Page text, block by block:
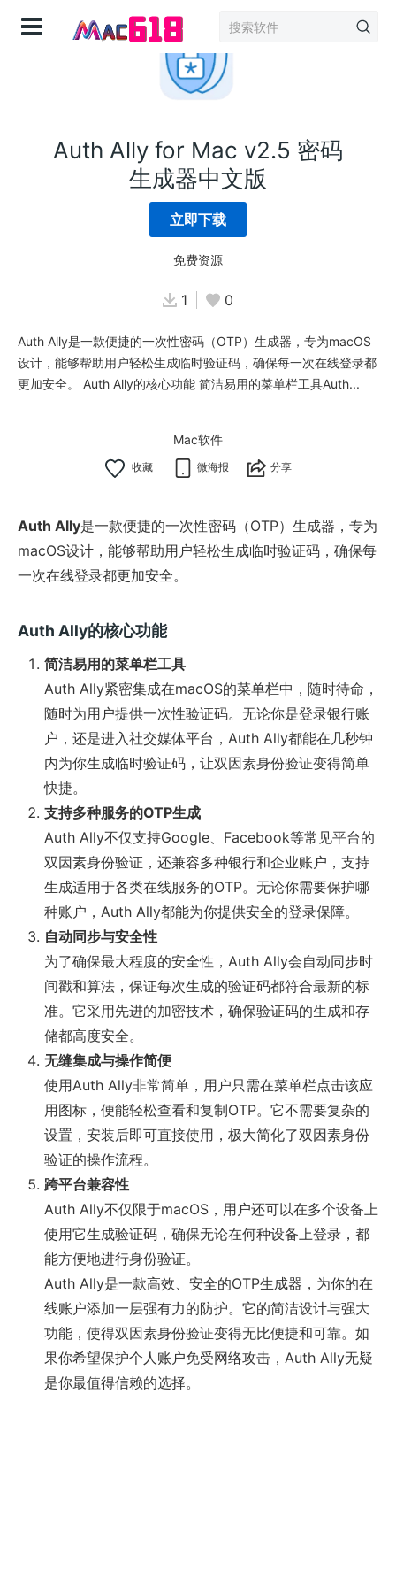
Auth Ally for Mac v2.5 密码
生成器中文版
立即下载
免费资源
1 0
Auth Ally是一款便捷的一次性密码（OTP）生成器，专为macOS
设计，能够帮助用户轻松生成临时验证码，确保每一次在线登录都
更加安全。 Auth Ally的核心功能 简洁易用的菜单栏工具Auth...
Mac软件
微海报 分享
Auth Ally是一款便捷的一次性密码（OTP）生成器，专为
macOS设计，能够帮助用户轻松生成临时验证码，确保每
一次在线登录都更加安全。
Auth Ally的核心功能
简洁易用的菜单栏工具
Auth Ally紧密集成在macOS的菜单栏中，随时待命，
随时为用户提供一次性验证码。无论你是登录银行账
户，还是进入社交媒体平台，Auth Ally都能在几秒钟
内为你生成临时验证码，让双因素身份验证变得简单
快捷。
支持多种服务的OTP生成
Auth Ally不仅支持Google、Facebook等常见平台的
双因素身份验证，还兼容多种银行和企业账户，支持
生成适用于各类在线服务的OTP。无论你需要保护哪
种账户，Auth Ally都能为你提供安全的登录保障。
自动同步与安全性
为了确保最大程度的安全性，Auth Ally会自动同步时
间戳和算法，保证每次生成的验证码都符合最新的标
准。它采用先进的加密技术，确保验证码的生成和存
储都高度安全。
无缝集成与操作简便
使用Auth Ally非常简单，用户只需在菜单栏点击该应
用图标，便能轻松查看和复制OTP。它不需要复杂的
设置，安装后即可直接使用，极大简化了双因素身份
验证的操作流程。
跨平台兼容性
Auth Ally不仅限于macOS，用户还可以在多个设备上
使用它生成验证码，确保无论在何种设备上登录，都
能方便地进行身份验证。
Auth Ally是一款高效、安全的OTP生成器，为你的在
线账户添加一层强有力的防护。它的简洁设计与强大
功能，使得双因素身份验证变得无比便捷和可靠。如
果你希望保护个人账户免受网络攻击，Auth Ally无疑
是你最值得信赖的选择。